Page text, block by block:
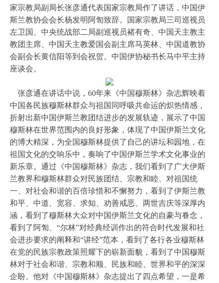
家宗教局副局长张彦通代表国家宗教局作了讲话，中国伊
斯兰教协会会长杨发明阿訇致辞。国家宗教局三司巡视员
左卫国、中央统战部二局副巡视员褚有奇、中国天主教主
教团主席、中国天主教爱国会副主席马英林、中国道教协
会副会长黄信阳等到会祝贺。中国伊协秘书长马中平主持
座谈会。
张彦通在讲话中说，60年来《中国穆斯林》杂志辉映着
中国各民族穆斯林群众与祖国同呼吸共命运的炽热情感，
折射出新中国伊斯兰教团结进步的发展轨迹，展示了中国
穆斯林在世界范围内的良好形象，体现了中国伊斯兰文化
的博大精深，为全国穆斯林提供了自己的讲坛和园地，在
祖国文化的交响乐中，奏响了中国伊斯兰学术文化事业的
新乐章。通过《中国穆斯林》杂志，我们看到了广大伊斯
兰教界和穆斯林群众对民族团结、宗教和睦、对祖国统
一、对社会和谐的百倍珍惜和不懈努力，看到了伊斯兰教
和平、中道、宽容、求知、劝善戒恶、两世吉庆等深厚内
涵，看到了穆斯林大众对中国伊斯兰文化的自豪与眷念，
看到了阿訇、“尔林”对经典经训作出的符合时代发展和社
会进步要求的阐释和“讲经”范本，看到了各行各业穆斯林
在党的民族宗教政策照耀下的崭新面貌，看到了中国穆斯
林对于社会和谐、宗教和顺、民族和睦、世界和平的深深
企盼。他对《中国穆斯林》杂志提出了四点希望，一是希